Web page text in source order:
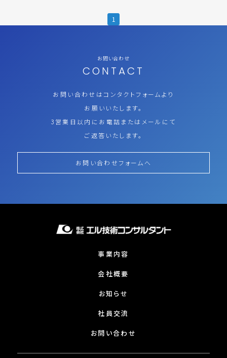
1
お問い合わせ
CONTACT
お問い合わせはコンタクトフォームより
お願いいたします。
3営業日以内にお電話またはメールにて
ご返答いたします。
お問い合わせフォームへ
事業内容
会社概要
お知らせ
社員交流
お問い合わせ